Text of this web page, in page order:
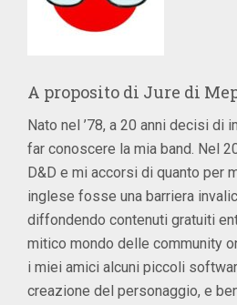
A proposito di Jure di
Nato nel ’78, a 20 anni decisi di
far conoscere la mia band. Nel
D&D e mi accorsi di quanto per
inglese fosse una barriera
diffondendo contenuti gratuiti
mitico mondo delle community
i miei amici alcuni piccoli
creazione del personaggio, e